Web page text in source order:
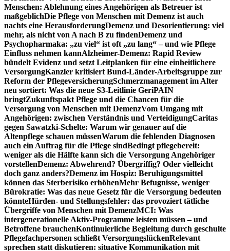
Menschen: Ablehnung eines Angehörigen als Betreuer ist
maßgeblichDie Pflege von Menschen mit Demenz ist auch
nachts eine HerausforderungDemenz und Desorientierung: viel
mehr, als nicht von A nach B zu findenDemenz und
Psychopharmaka: „zu viel“ ist oft „zu lang“ – und wie Pflege
Einfluss nehmen kannAlzheimer-Demenz: Rapid Review
bündelt Evidenz und setzt Leitplanken für eine einheitlichere
VersorgungKanzler kritisiert Bund-Länder-Arbeitsgruppe zur
Reform der PflegeversicherungSchmerzmanagement im Alter
neu sortiert: Was die neue S3-Leitlinie GeriPAIN
bringtZukunftspakt Pflege und die Chancen für die
Versorgung von Menschen mit DemenzVom Umgang mit
Angehörigen: zwischen Verständnis und VerteidigungCaritas
gegen Sawatzki-Schelte: Warum wir genauer auf die
Altenpflege schauen müssenWarum die fehlenden Diagnosen
auch ein Auftrag für die Pflege sindBedingt pflegebereit:
weniger als die Hälfte kann sich die Versorgung Angehöriger
vorstellenDemenz: Abwehrend? Übergriffig? Oder vielleicht
doch ganz anders?Demenz im Hospiz: Beruhigungsmittel
können das Sterberisiko erhöhenMehr Befugnisse, weniger
Bürokratie: Was das neue Gesetz für die Versorgung bedeuten
könnteHürden- und Stellungsfehler: das provoziert tätliche
Übergriffe von Menschen mit DemenzMCI: Was
intergenerationelle Aktiv-Programme leisten müssen – und
Betroffene brauchenKontinuierliche Begleitung durch geschulte
Pflegefachpersonen schließt VersorgungslückenRelevant
sprechen statt diskutieren: situative Kommunikation mit